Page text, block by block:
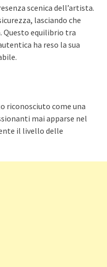
scenica dell’artista.
lasciando che
Questo equilibrio tra
ha reso la sua
riconosciuto come una
mai apparse nel
il livello delle